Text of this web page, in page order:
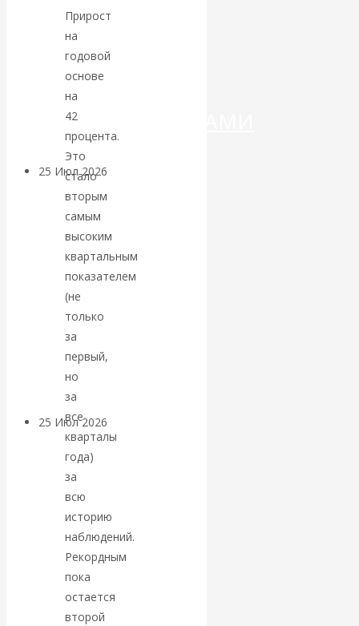
ДЕНЕГ»: КИТАЙ
ВЕДЁТ БОРЬБУ
КРИПТОВАЛЮТАМИ
25 Июл 2026
Валентин
КАтасонов.
Может ли
Америка
покинуть НАТО?
25 Июл 2026
интервью и беседы
«Об этом
молчат»:
экономист
Валентин
Прирост
на
годовой
основе
на
42
процента.
Это
стало
вторым
самым
высоким
квартальным
показателем
(не
только
за
первый,
но
за
все
кварталы
года)
за
всю
историю
наблюдений.
Рекордным
пока
остается
второй